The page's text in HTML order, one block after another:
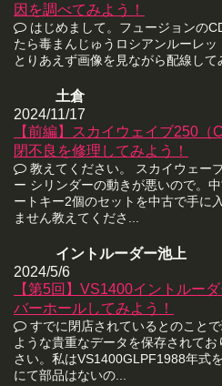
因を調べてみよう！
はじめまして。フュージョンの
たら毒まんじゅうロシアンルーレッ
とりあえず画像を見ながら配線して
土倉
2024/11/17
【前編】スカイウェイブ250
閉不良を修理してみよう！
教えてください。 スカイウェー
ー シリンダーの動きが悪いので。
ートキー2個のセットを中古で手に
ません教えてくださ...
イントルーダー池上
2024/5/6
【第5回】VS1400イントルー
バーホールしてみよう！
すでに閉店されているとのこと
ような貴重なデータを保存されて
さい。私はVS1400GLPF1988年式
にて部品はないの...